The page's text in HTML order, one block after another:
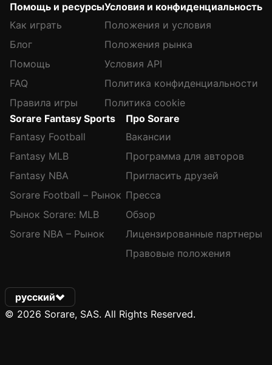
Помощь и ресурсы
Как играть
Блог
Помощь
FAQ
Правила игры
Условия и конфиденциальность
Положения и условия
Положения рынка
Условия API
Политика конфиденциальности
Политика cookie
Sorare Fantasy Sports
Fantasy Football
Fantasy MLB
Fantasy NBA
Sorare Football – Рынок
Рынок Sorare: MLB
Sorare NBA – Рынок
Про Sorare
Вакансии
Программа для авторов
Пригласить друзей
Пресса
Обзор
Лицензированные партнеры
Правовые положения
русский
© 2026 Sorare, SAS. All Rights Reserved.